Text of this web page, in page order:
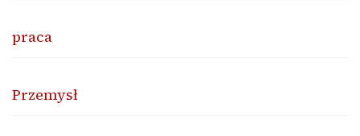
praca
Przemysł